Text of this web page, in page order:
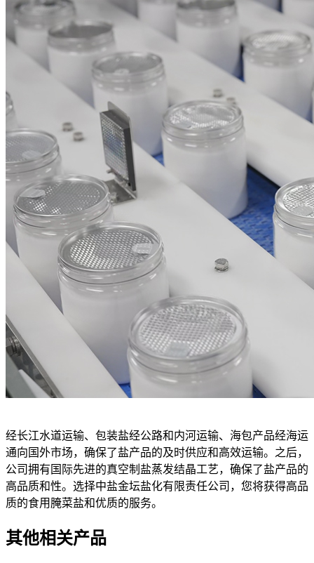
经长江水道运输、包装盐经公路和内河运输、海包产品经海运
通向国外市场，确保了盐产品的及时供应和高效运输。之后，
公司拥有国际先进的真空制盐蒸发结晶工艺，确保了盐产品的
高品质和性。选择中盐金坛盐化有限责任公司，您将获得高品
质的食用腌菜盐和优质的服务。
其他相关产品